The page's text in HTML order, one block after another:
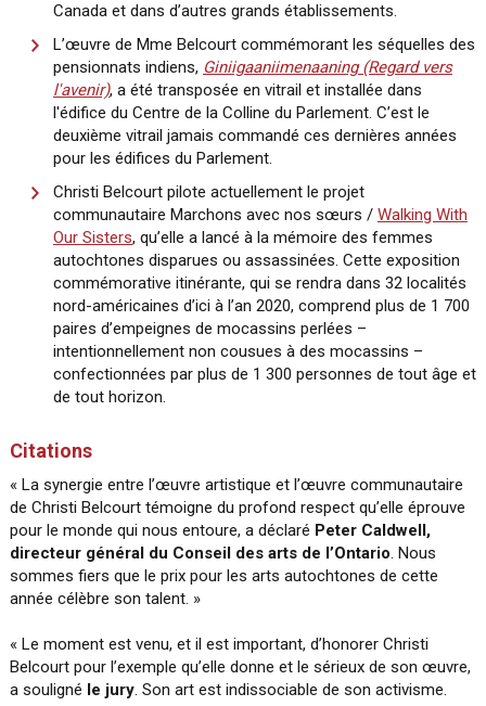
Canada et dans d’autres grands établissements.
L’œuvre de Mme Belcourt commémorant les séquelles des
pensionnats indiens, Giniigaaniimenaaning (Regard vers
l'avenir), a été transposée en vitrail et installée dans
l'édifice du Centre de la Colline du Parlement. C’est le
deuxième vitrail jamais commandé ces dernières années
pour les édifices du Parlement.
Christi Belcourt pilote actuellement le projet
communautaire Marchons avec nos sœurs / Walking With
Our Sisters, qu’elle a lancé à la mémoire des femmes
autochtones disparues ou assassinées. Cette exposition
commémorative itinérante, qui se rendra dans 32 localités
nord-américaines d’ici à l’an 2020, comprend plus de 1 700
paires d’empeignes de mocassins perlées –
intentionnellement non cousues à des mocassins –
confectionnées par plus de 1 300 personnes de tout âge et
de tout horizon.
Citations
« La synergie entre l’œuvre artistique et l’œuvre communautaire
de Christi Belcourt témoigne du profond respect qu’elle éprouve
pour le monde qui nous entoure, a déclaré Peter Caldwell,
directeur général du Conseil des arts de l’Ontario. Nous
sommes fiers que le prix pour les arts autochtones de cette
année célèbre son talent. »
« Le moment est venu, et il est important, d’honorer Christi
Belcourt pour l’exemple qu’elle donne et le sérieux de son œuvre,
a souligné le jury. Son art est indissociable de son activisme.